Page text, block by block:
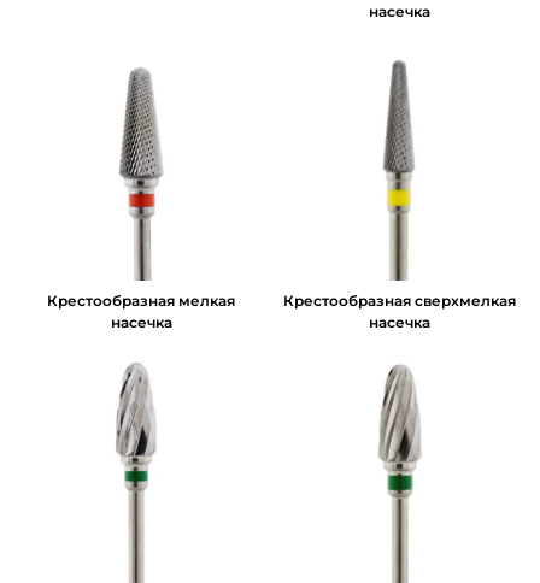
насечка
Крестообразная мелкая
насечка
Крестообразная сверхмелкая
насечка